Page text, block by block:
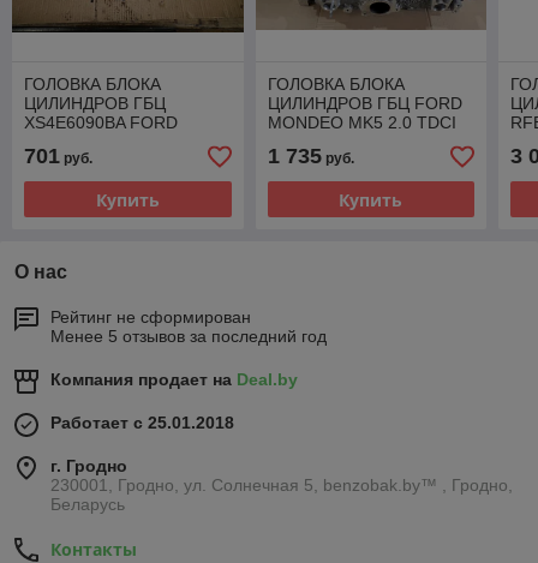
ГОЛОВКА БЛОКА
ЦИЛИНДРОВ ГБЦ
XS4E6090BA FORD
701 руб.
Купить
ГОЛОВКА БЛОКА
ЦИЛИНДРОВ ГБЦ FORD
MONDEO MK5 2.0 TDCI
150KM 110KW T7CE 2014
- 2018
1 735руб.
Купить
1.6
3
О нас
Рейтинг не сформирован
Менее 5 отзывов за последний год
Компания продает на Deal.by
Работает с 25.01.2018
г. Гродно
230001, Гродно, ул. Солнечная 5, benzobak.by™ , Гродно,
Беларусь
Контакты